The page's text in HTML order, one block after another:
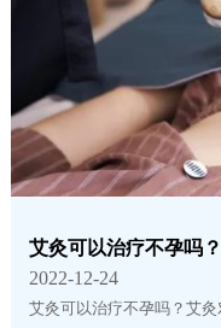
艾灸可以治疗不孕吗？
2022-12-24
艾灸可以治疗不孕吗？艾